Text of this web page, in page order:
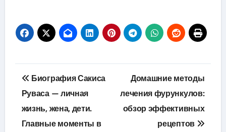
Навигация
по
записям
Биография Сакиса
Руваса — личная
жизнь, жена, дети.
Главные моменты в
Домашние методы
лечения фурункулов:
обзор эффективных
рецептов